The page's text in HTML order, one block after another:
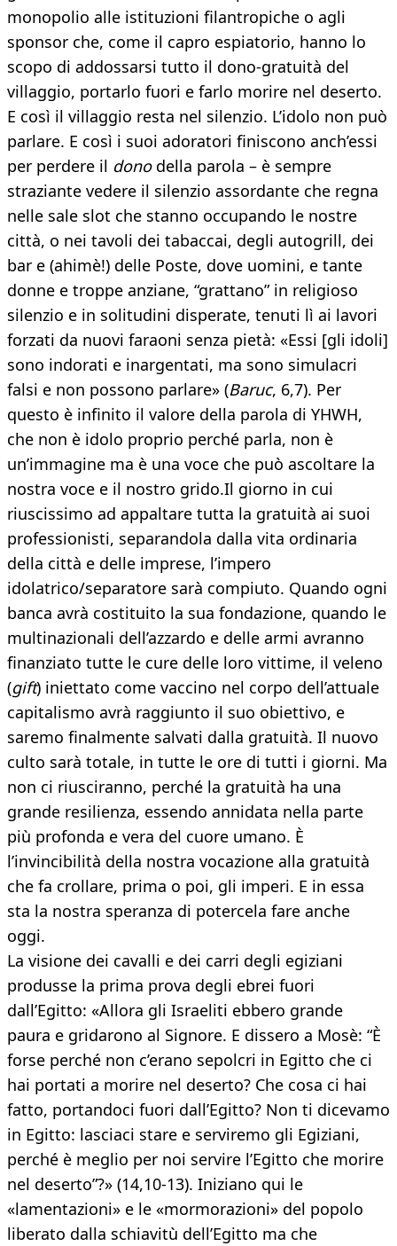
monopolio alle istituzioni filantropiche o agli
sponsor che, come il capro espiatorio, hanno lo
scopo di addossarsi tutto il dono-gratuità del
villaggio, portarlo fuori e farlo morire nel deserto.
E così il villaggio resta nel silenzio. L’idolo non può
parlare. E così i suoi adoratori finiscono anch’essi
per perdere il donodella parola – è sempre
straziante vedere il silenzio assordante che regna
nelle sale slot che stanno occupando le nostre
città, o nei tavoli dei tabaccai, degli autogrill, dei
bar e (ahimè!) delle Poste, dove uomini, e tante
donne e troppe anziane, “grattano” in religioso
silenzio e in solitudini disperate, tenuti lì ai lavori
forzati da nuovi faraoni senza pietà: «Essi [gli idoli]
sono indorati e inargentati, ma sono simulacri
falsi e non possono parlare» (Baruc, 6,7). Per
questo è infinito il valore della parola di YHWH,
che non è idolo proprio perché parla, non è
un’immagine ma è una voce che può ascoltare la
nostra voce e il nostro grido.Il giorno in cui
riuscissimo ad appaltare tutta la gratuità ai suoi
professionisti, separandola dalla vita ordinaria
della città e delle imprese, l’impero
idolatrico/separatore sarà compiuto. Quando ogni
banca avrà costituito la sua fondazione, quando le
multinazionali dell’azzardo e delle armi avranno
finanziato tutte le cure delle loro vittime, il veleno
(gift) iniettato come vaccino nel corpo dell’attuale
capitalismo avrà raggiunto il suo obiettivo, e
saremo finalmente salvati dalla gratuità. Il nuovo
culto sarà totale, in tutte le ore di tutti i giorni. Ma
non ci riusciranno, perché la gratuità ha una
grande resilienza, essendo annidata nella parte
più profonda e vera del cuore umano. È
l’invincibilità della nostra vocazione alla gratuità
che fa crollare, prima o poi, gli imperi. E in essa
sta la nostra speranza di potercela fare anche
oggi.
La visione dei cavalli e dei carri degli egiziani
produsse la prima prova degli ebrei fuori
dall’Egitto: «Allora gli Israeliti ebbero grande
paura e gridarono al Signore. E dissero a Mosè: “È
forse perché non c’erano sepolcri in Egitto che ci
hai portati a morire nel deserto? Che cosa ci hai
fatto, portandoci fuori dall’Egitto? Non ti dicevamo
in Egitto: lasciaci stare e serviremo gli Egiziani,
perché è meglio per noi servire l’Egitto che morire
nel deserto”?» (14,10-13). Iniziano qui le
«lamentazioni» e le «mormorazioni» del popolo
liberato dalla schiavitù dell’Egitto ma che